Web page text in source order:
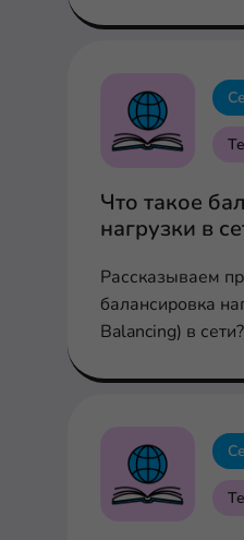
Что такое
нагрузки в
Рассказываем
балансировка
Balancing) в сети?